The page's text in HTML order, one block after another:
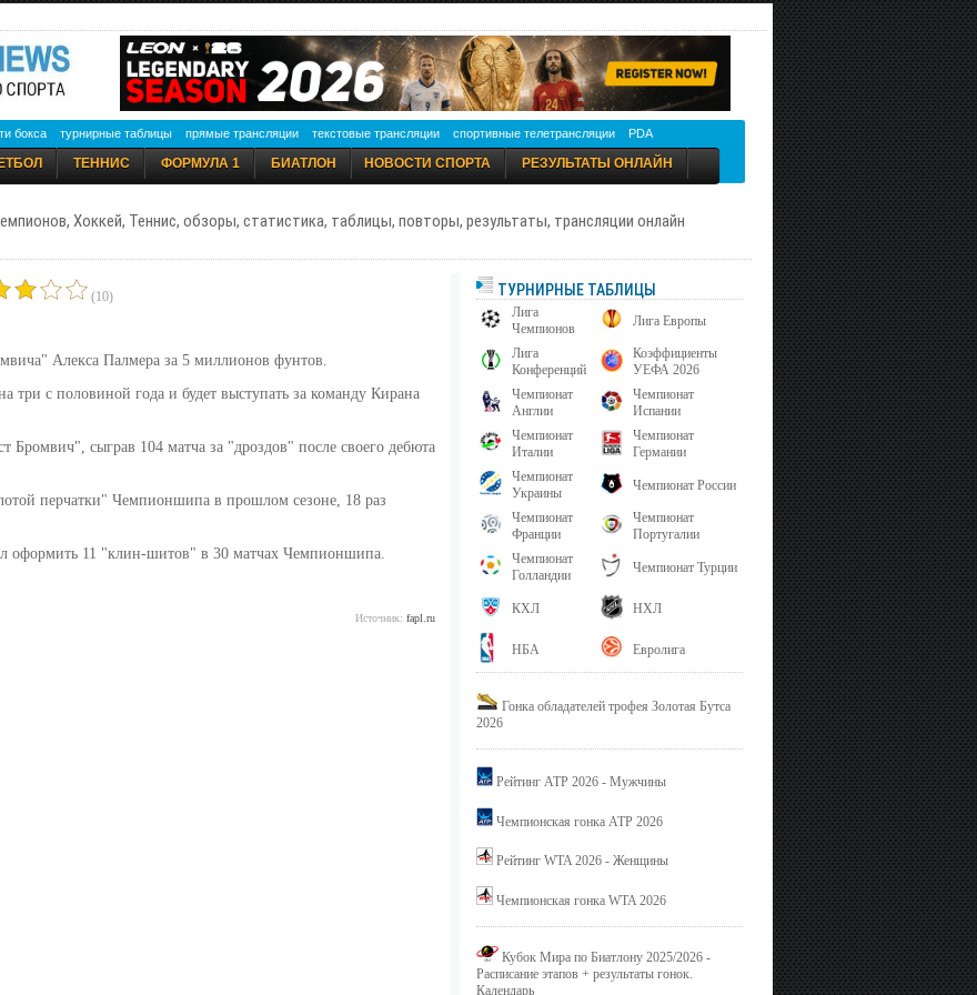
бокса турнирные таблицы прямые трансляции текстовые трансляции спортивные телетрансляции PDA
ТЕННИС ФОРМУЛА 1 БИАТЛОН НОВОСТИ СПОРТА РЕЗУЛЬТАТЫ ОНЛАЙН
Хоккей, Теннис, обзоры, статистика, таблицы, повторы, результаты, трансляции онлайн
(10)
Алекса Палмера за 5 миллионов фунтов.
три с половиной года и будет выступать за команду Кирана
Бромвич", сыграв 104 матча за "дроздов" после своего дебюта
перчатки" Чемпионшипа в прошлом сезоне, 18 раз
оформить 11 "клин-шитов" в 30 матчах Чемпионшипа.
Источник: fapl.ru
ТУРНИРНЫЕ ТАБЛИЦЫ
Лига
Чемпионов
Лига Европы
Лига
Конференций
Коэффициенты
УЕФА 2026
Чемпионат
Англии
Чемпионат
Испании
Чемпионат
Италии
Чемпионат
Германии
Чемпионат
Украины
Чемпионат России
Чемпионат
Франции
Чемпионат
Португалии
Чемпионат
Голландии
Чемпионат Турции
КХЛ НХЛ
НБА Евролига
Гонка обладателей трофея Золотая Бутса
2026
Рейтинг ATP 2026 - Мужчины
Чемпионская гонка ATP 2026
Рейтинг WTA 2026 - Женщины
Чемпионская гонка WTA 2026
Кубок Мира по Биатлону 2025/2026 -
Расписание этапов + результаты гонок.
Календарь